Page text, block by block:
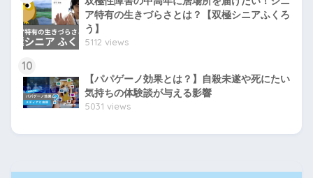
ア特有の生きづらさとは？【双極シニアふくろ
う】
5112 views
10
【パパゲーノ効果とは？】自殺未遂や死にたい
気持ちの体験談が与える影響
5031 views